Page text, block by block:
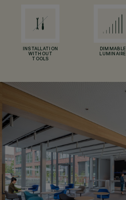
INSTALLATION
WITHOUT
TOOLS
DIMMABLE
LUMINAIRE